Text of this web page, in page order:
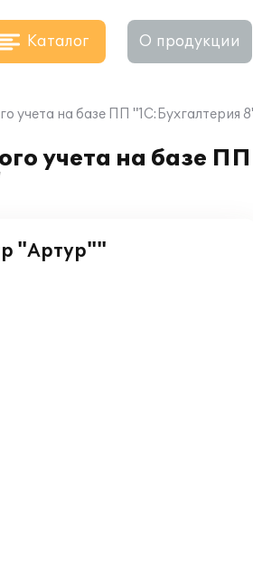
Каталог О продукции
учета на базе ПП
учета на базе
"Артур""